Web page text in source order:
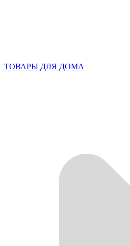
ТОВАРЫ ДЛЯ ДОМА